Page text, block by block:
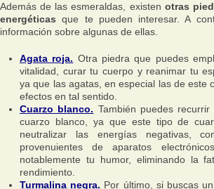
Además de las esmeraldas, existen otras
energéticas que te pueden interesar. A
información sobre algunas de ellas.
Agata roja. Otra piedra que puedes
vitalidad, curar tu cuerpo y reanimar tu
ya que las agatas, en especial las de este
efectos en tal sentido.
Cuarzo blanco. También puedes
cuarzo blanco, ya que este tipo de
neutralizar las energías negativas,
provenuientes de aparatos
notablemente tu humor, eliminando la
rendimiento.
Turmalina negra. Por último, si buscas